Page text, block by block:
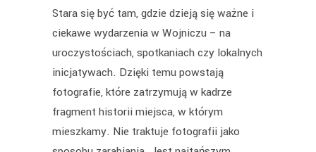
Stara się być tam, gdzie dzieją się ważne i
ciekawe wydarzenia w Wojniczu – na
uroczystościach, spotkaniach czy lokalnych
inicjatywach. Dzięki temu powstają
fotografie, które zatrzymują w kadrze
fragment historii miejsca, w którym
mieszkamy. Nie traktuje fotografii jako